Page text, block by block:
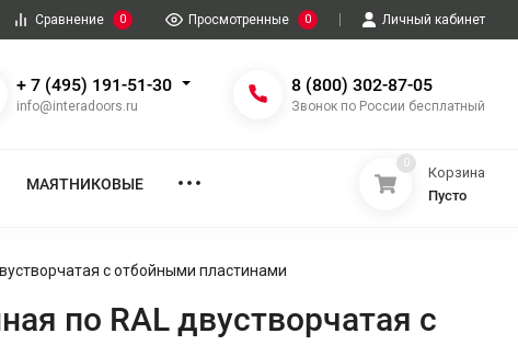
Сравнение 0 Просмотренные 0 Личный кабинет
+ 7 (495) 191-51-30
info@interadoors.ru
8 (800) 302-87-05
Звонок по России бесплатный
МАЯТНИКОВЫЕ
0
Корзина
Пусто
с отбойными пластинами
по RAL двустворчатая с